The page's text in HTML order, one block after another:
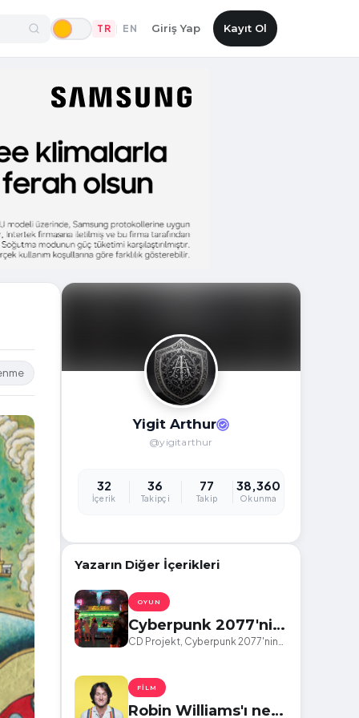
TR EN Giriş Yap Kayıt Ol
Yigit Arthur
@yigitarthur
32
İçerik
36
Takipçi
77
Takip
38,360
Okunma
Yazarın Diğer İçerikleri
OYUN
Cyberpunk 2077'nin
birçok hatasını
yaması yayınlandı.
CD Projekt, Cyberpunk 2077'nin
FILM
Robin Williams'ı ne